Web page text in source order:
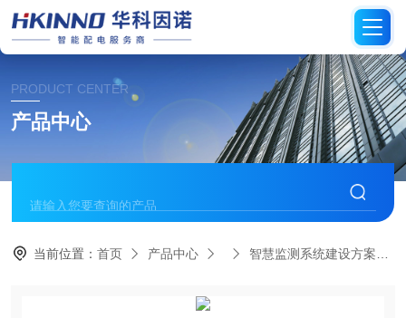
PRODUCT CENTER
产品中心
当前位置：首页 产品中心 智慧监测系统建设方案